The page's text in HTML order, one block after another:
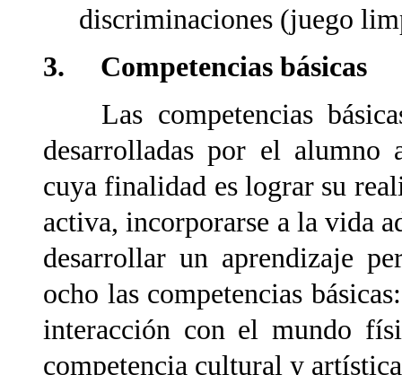
discriminaciones (juego
3. Competencias básicas
Las competencias
desarrolladas por el alumno
cuya finalidad es lograr su
activa, incorporarse a la vida
desarrollar un aprendizaje
ocho las competencias
interacción con el mundo
competencia cultural y